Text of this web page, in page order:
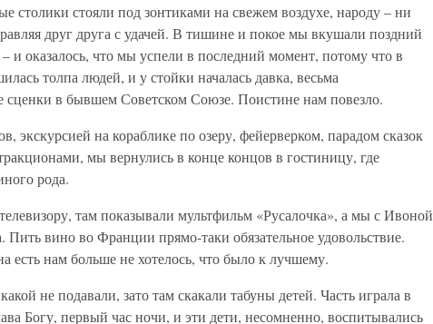
столики стояли под зонтиками на свежем воздухе, народу – ни
друг друга с удачей. В тишине и покое мы вкушали поздний
и оказалось, что мы успели в последний момент, потому что в
толпа людей, и у стойки началась давка, весьма
в бывшем Советском Союзе. Поистине нам повезло.
экскурсией на кораблике по озеру, фейерверком, парадом сказок
мы вернулись в конце концов в гостиницу, где
рода.
там показывали мультфильм «Русалочка», а мы с Ивоной
вино во Франции прямо-таки обязательное удовольствие.
есть нам больше не хотелось, что было к лучшему.
не подавали, зато там скакали табуны детей. Часть играла в
Богу, первый час ночи, и эти дети, несомненно, воспитывались